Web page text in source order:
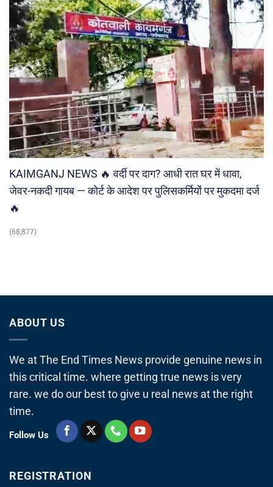
KAIMGANJ NEWS 🔥 वर्दी पर दाग? आधी रात घर में धावा,
जेवर-नकदी गायब — कोर्ट के आदेश पर पुलिसकर्मियों पर मुकदमा दर्ज
🔥
(68,877)
ABOUT US
We at The End Times News provide genuine news in
this critical time. where getting true news is very
rare. we do our best to give u real news at the right
time.
Follow Us
REGISTRATION